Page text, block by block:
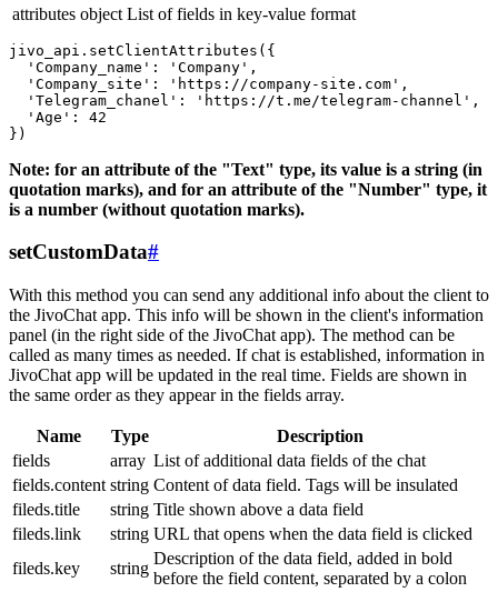
attributes object List of fields in key-value format
jivo_api.setClientAttributes({
  'Company_name': 'Company',
  'Company_site': 'https://company-site.com',
  'Telegram_chanel': 'https://t.me/telegram-channel',
  'Age': 42
Note: for an attribute of the "Text" type, its value is a string (in
quotation marks), and for an attribute of the "Number" type, it
is a number (without quotation marks).
setCustomData#
With this method you can send any additional info about the client to
the JivoChat app. This info will be shown in the client's information
panel (in the right side of the JivoChat app). The method can be
called as many times as needed. If chat is established, information in
JivoChat app will be updated in the real time. Fields are shown in
the same order as they appear in the fields array.
Name Type
Description
fields
array List of additional data fields of the chat
fields.content string Content of data field. Tags will be insulated
fileds.title
string Title shown above a data field
fileds.link
string URL that opens when the data field is clicked
fileds.key
string
Description of the data field, added in bold
before the field content, separated by a colon